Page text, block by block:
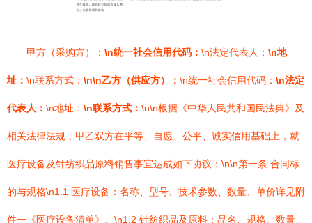
甲方（采购方）： \n统一社会信用代码： \n法定代表人： \n地
址： \n联系方式： \n\n乙方（供应方）： \n统一社会信用代码： \n法定
代表人： \n地址： \n联系方式： \n\n根据《中华人民共和国民法典》及
相关法律法规，甲乙双方在平等、自愿、公平、诚实信用基础上，就
医疗设备及针纺织品原料销售事宜达成如下协议：\n\n第一条 合同标
的与规格\n1.1 医疗设备：名称、型号、技术参数、数量、单价详见附
件一《医疗设备清单》。\n1.2 针纺织品及原料：品名、规格、数量、